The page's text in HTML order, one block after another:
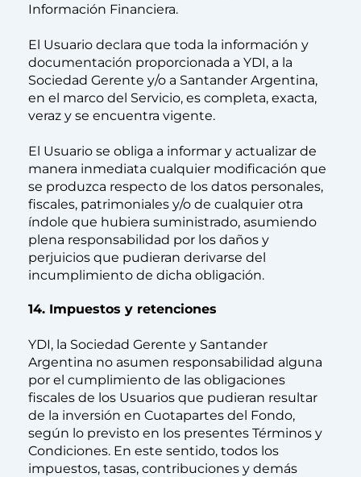
Información Financiera.
El Usuario declara que toda la información y
documentación proporcionada a YDI, a la
Sociedad Gerente y/o a Santander Argentina,
en el marco del Servicio, es completa, exacta,
veraz y se encuentra vigente.
El Usuario se obliga a informar y actualizar de
manera inmediata cualquier modificación que
se produzca respecto de los datos personales,
fiscales, patrimoniales y/o de cualquier otra
índole que hubiera suministrado, asumiendo
plena responsabilidad por los daños y
perjuicios que pudieran derivarse del
incumplimiento de dicha obligación.
14. Impuestos y retenciones
YDI, la Sociedad Gerente y Santander
Argentina no asumen responsabilidad alguna
por el cumplimiento de las obligaciones
fiscales de los Usuarios que pudieran resultar
de la inversión en Cuotapartes del Fondo,
según lo previsto en los presentes Términos y
Condiciones. En este sentido, todos los
impuestos, tasas, contribuciones y demás